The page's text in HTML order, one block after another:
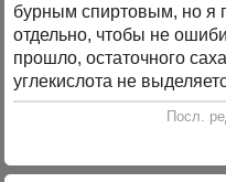
бурным спиртовым, но я
отдельно, чтобы не
прошло, остаточного
углекислота не
Посл.